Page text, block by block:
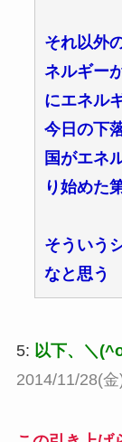
それ以外
ネルギー
にエネル
今日の下
国がエネ
り始めた
そういう
なと思う
5: 以下、＼
2014/11/28(